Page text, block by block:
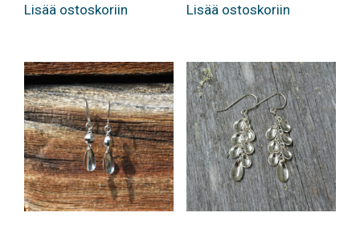
Lisää ostoskoriin Lisää ostoskoriin